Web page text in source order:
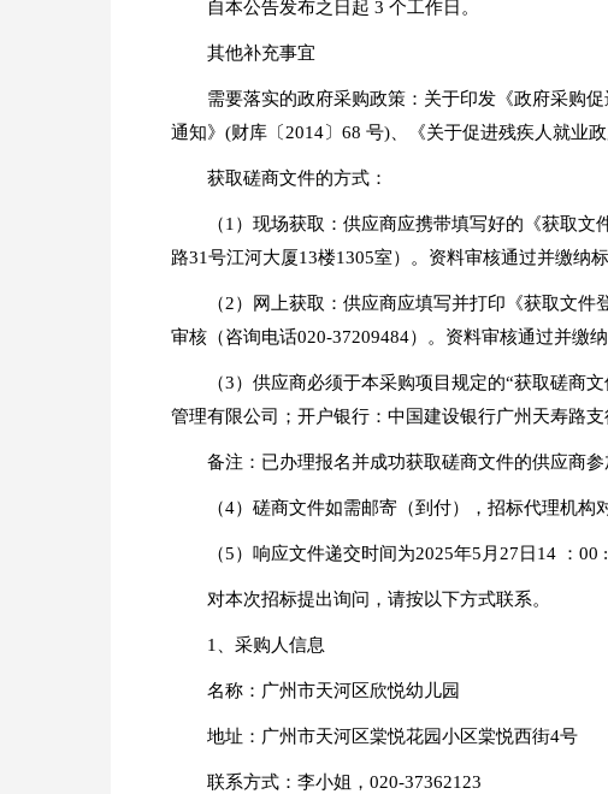
自本公告发布之日起 3 个工作日。
其他补充事宜
需要落实的政府采购政策：关于印发《政府采购
通知》(财库〔2014〕68 号)、《关于促进残疾人就业
获取磋商文件的方式：
（1）现场获取：供应商应携带填写好的《获取
路31号江河大厦13楼1305室）。资料审核通过并缴纳
（2）网上获取：供应商应填写并打印《获取文
审核（咨询电话020-37209484）。资料审核通过并缴
（3）供应商必须于本采购项目规定的“获取磋商
管理有限公司；开户银行：中国建设银行广州天寿路
备注：已办理报名并成功获取磋商文件的供应商
（4）磋商文件如需邮寄（到付），招标代理机构
（5）响应文件递交时间为2025年5月27日14 ：00
对本次招标提出询问，请按以下方式联系。
1、采购人信息
名称：广州市天河区欣悦幼儿园
地址：广州市天河区棠悦花园小区棠悦西街4号
联系方式：李小姐，020-37362123